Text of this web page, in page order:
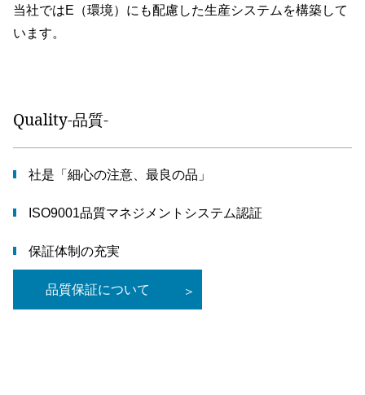
当社ではE（環境）にも配慮した生産システムを構築して
います。
Quality-品質-
社是「細心の注意、最良の品」
ISO9001品質マネジメントシステム認証
保証体制の充実
品質保証について